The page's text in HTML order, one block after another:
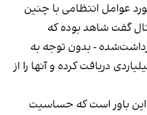
عوامل انتظامی با چنین
گفت شاهد بوده که
- بدون توجه به
دریافت کرده و آنها را از
باور است که حساسیت